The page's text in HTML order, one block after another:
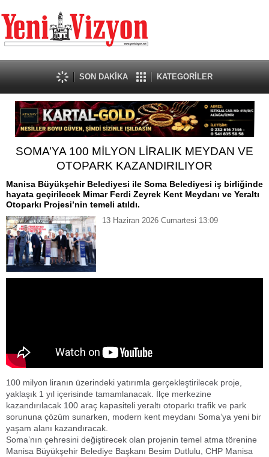
SON DAKİKA KATEGORİLER
SOMA’YA 100 MİLYON LİRALIK MEYDAN VE
OTOPARK KAZANDIRILIYOR
Manisa Büyükşehir Belediyesi ile Soma Belediyesi iş birliğinde
hayata geçirilecek Mimar Ferdi Zeyrek Kent Meydanı ve Yeraltı
Otoparkı Projesi’nin temeli atıldı.
13 Haziran 2026 Cumartesi 13:09
100 milyon liranın üzerindeki yatırımla gerçekleştirilecek proje,
yaklaşık 1 yıl içerisinde tamamlanacak. İlçe merkezine
kazandırılacak 100 araç kapasiteli yeraltı otoparkı trafik ve park
sorununa çözüm sunarken, modern kent meydanı Soma’ya yeni bir
yaşam alanı kazandıracak.
Soma’nın çehresini değiştirecek olan projenin temel atma törenine
Manisa Büyükşehir Belediye Başkanı Besim Dutlulu, CHP Manisa